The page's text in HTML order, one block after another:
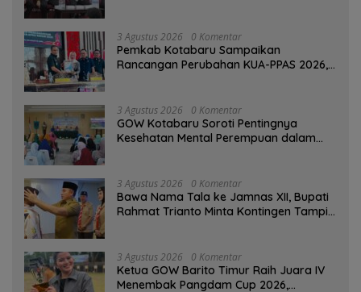
3 Agustus 2026 0 Komentar
Pemkab Kotabaru Sampaikan
Rancangan Perubahan KUA-PPAS 2026,
3 Agustus 2026 0 Komentar
GOW Kotabaru Soroti Pentingnya
Kesehatan Mental Perempuan dalam
3 Agustus 2026 0 Komentar
Bawa Nama Tala ke Jamnas XII, Bupati
Rahmat Trianto Minta Kontingen Tampil
3 Agustus 2026 0 Komentar
Ketua GOW Barito Timur Raih Juara IV
Menembak Pangdam Cup 2026,